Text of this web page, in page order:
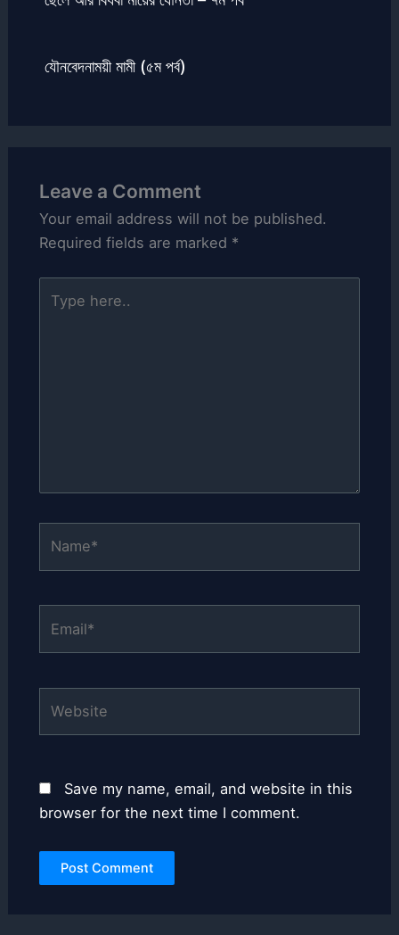
যৌনবেদনাময়ী মামী (৫ম পর্ব)
Leave a Comment
Your email address will not be published.
Required fields are marked *
here..
Save my name, email, and website in this
browser for the next time I comment.